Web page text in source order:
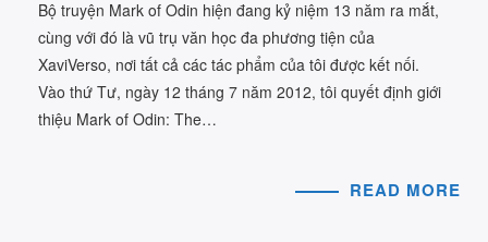
Bộ truyện Mark of Odin hiện đang kỷ niệm 13 năm ra mắt,
cùng với đó là vũ trụ văn học đa phương tiện của
XaviVerso, nơi tất cả các tác phẩm của tôi được kết nối.
Vào thứ Tư, ngày 12 tháng 7 năm 2012, tôi quyết định giới
thiệu Mark of Odin: The…
READ MORE